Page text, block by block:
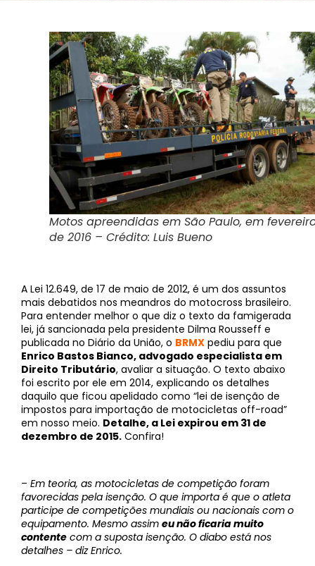
Motos apreendidas em São Paulo, em
de 2016 – Crédito: Luis Bueno
A Lei 12.649, de 17 de maio de 2012, é um dos assuntos
mais debatidos nos meandros do motocross brasileiro.
Para entender melhor o que diz o texto da famigerada
lei, já sancionada pela presidente Dilma Rousseff e
publicada no Diário da União, o BRMX pediu para que
Enrico Bastos Bianco, advogado especialista em
Direito Tributário, avaliar a situação. O texto abaixo
foi escrito por ele em 2014, explicando os detalhes
daquilo que ficou apelidado como “lei de isenção de
impostos para importação de motocicletas off-road”
em nosso meio. Detalhe, a Lei expirou em 31 de
dezembro de 2015. Confira!
– Em teoria, as motocicletas de competição foram
favorecidas pela isenção. O que importa é que o atleta
participe de competições mundiais ou nacionais com o
equipamento. Mesmo assim eu não ficaria muito
contente com a suposta isenção. O diabo está nos
detalhes – diz Enrico.